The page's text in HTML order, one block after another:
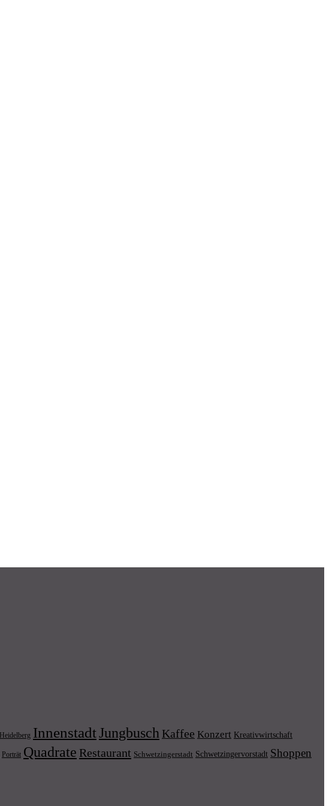
Heidelberg InnenstadtJungbusch Kaffee Konzert Kreativwirtschaft
Porträt Quadrate Restaurant Schwetzingerstadt Schwetzingervorstadt Shoppen